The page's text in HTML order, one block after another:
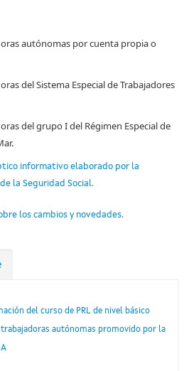
autónomas por cuenta propia o
del Sistema Especial de Trabajadores
del grupo I del Régimen Especial de
informativo elaborado por la
la Seguridad Social.
los cambios y novedades.
del curso de PRL de nivel básico
trabajadoras autónomas promovido por la